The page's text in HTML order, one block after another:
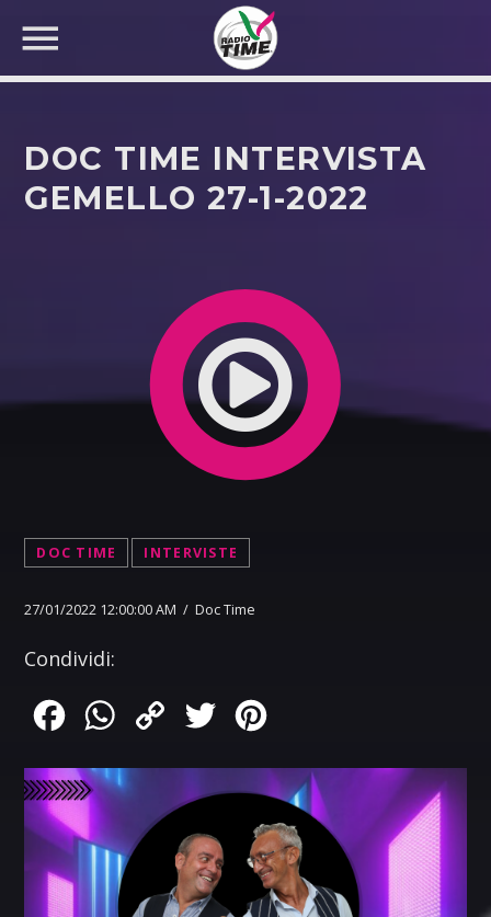
DOC TIME INTERVISTA
GEMELLO 27-1-2022
DOC TIME INTERVISTE
27/01/2022 12:00:00 AM / Doc Time
Condividi:
FacebookWhatsApp
Copy
Twitter